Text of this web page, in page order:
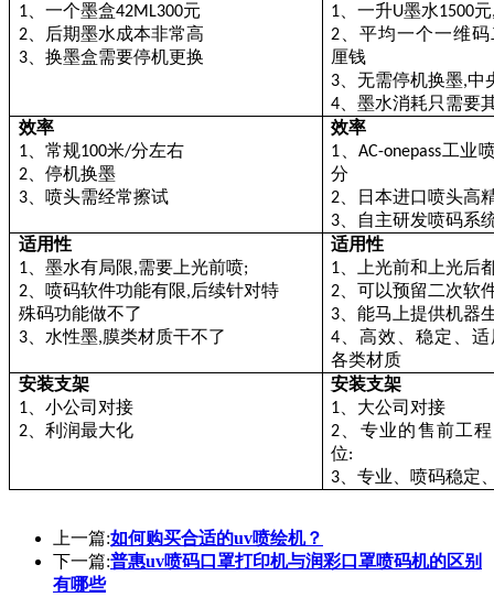
1 、一个墨盒42ML300元
2、后期墨水成本非常高
3、换墨盒需要停机更换
1 、一升U墨水1500元
2 、平均一个一维
厘钱
3 、无需停机换墨,中
4 、墨水消耗只需要
效率
1 、常规100米/分左右
2、停机换墨
3、喷头需经常擦试
效率
1 、AC-onepass工业
分
2 、日本进口喷头高
3 、自主研发喷码系
适用性
1 、墨水有局限,需要上光前喷;
2、喷码软件功能有限,后续针对特
殊码功能做不了
3、 水性墨,膜类材质干不了
适用性
1 、上光前和上光后
2 、可以预留二次软
3 、能马上提供机器
4 、高效、稳定、
各类材质
安装支架
1 、小公司对接
2、利润最大化
安装支架
1 、大公司对接
2 、专业的售前工
位:
3 、专业、喷码稳定
上一篇:如何购买合适的uv喷绘机？
下一篇:普惠uv喷码口罩打印机与润彩口罩喷码机的区别
有哪些